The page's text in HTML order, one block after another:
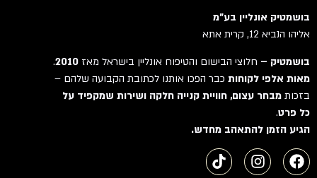
בושמטיק אונליין בע"מ
אליהו הנביא 12, קרית אתא
בושמטיק –חלוצי הבישום והטיפוח אונליין בישראל מאז2010
.
מאות אלפי לקוחותכבר הפכו אותנו לכתובת הקבועה שלהם –
בזכותמבחר עצום, חוויית קנייה חלקה ושירות שמקפיד על
כל פרט.
הגיע הזמן להתאהב מחדש.